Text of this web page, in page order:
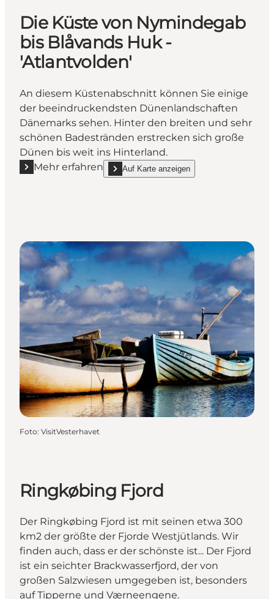
Die Küste von Nymindegab
bis Blåvands Huk -
'Atlantvolden'
An diesem Küstenabschnitt können Sie einige
der beeindruckendsten Dünenlandschaften
Dänemarks sehen. Hinter den breiten und sehr
schönen Badestränden erstrecken sich große
Dünen bis weit ins Hinterland.
Mehr erfahren
Mehr erfahren "Die Küste von Nymindegab bis
Auf Karte anzeigen
show Die Küste von Nymindegab bis
Foto: VisitVesterhavet
Ringkøbing Fjord
Der Ringkøbing Fjord ist mit seinen etwa 300
km2 der größte der Fjorde Westjütlands. Wir
finden auch, dass er der schönste ist... Der Fjord
ist ein seichter Brackwasserfjord, der von
großen Salzwiesen umgegeben ist, besonders
auf Tipperne und Værneengene.